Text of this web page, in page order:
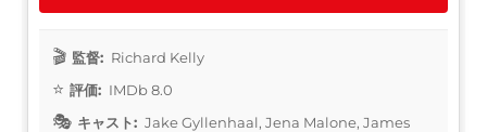
監督: Richard Kelly
評価: IMDb 8.0
キャスト: Jake Gyllenhaal, Jena Malone, James